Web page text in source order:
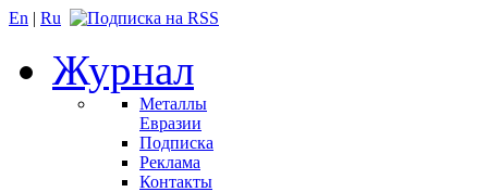
En | Ru
Журнал
Металлы
Евразии
Подписка
Реклама
Контакты